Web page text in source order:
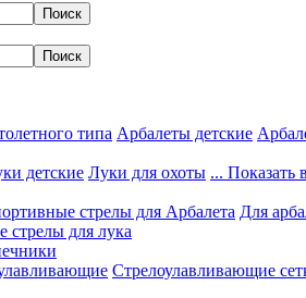
типа Арбалеты детские
детские Луки для охоты ... Показать
стрелы для Арбалета Для
стрелы для лука
Стрелоулавливающие